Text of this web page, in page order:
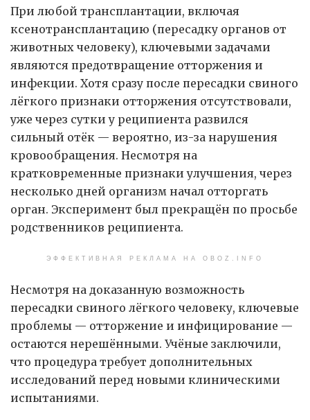
При любой трансплантации, включая
ксенотрансплантацию (пересадку органов от
животных человеку), ключевыми задачами
являются предотвращение отторжения и
инфекции. Хотя сразу после пересадки свиного
лёгкого признаки отторжения отсутствовали,
уже через сутки у реципиента развился
сильный отёк — вероятно, из-за нарушения
кровообращения. Несмотря на
кратковременные признаки улучшения, через
несколько дней организм начал отторгать
орган. Эксперимент был прекращён по просьбе
родственников реципиента.
ЭФФЕКТИВНАЯ РЕКЛАМА НА OBOZ.INFO
Несмотря на доказанную возможность
пересадки свиного лёгкого человеку, ключевые
проблемы — отторжение и инфицирование —
остаются нерешёнными. Учёные заключили,
что процедура требует дополнительных
исследований перед новыми клиническими
испытаниями.